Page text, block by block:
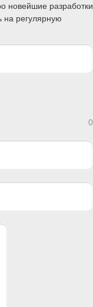
новейшие разработки
регулярную
0